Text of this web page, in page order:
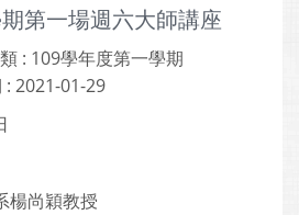
第一場週六大師講座
: 109學年度第一學期
: 2021-01-29
楊尚穎教授